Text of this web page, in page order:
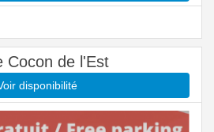
Cocon de l'Est
disponibilité